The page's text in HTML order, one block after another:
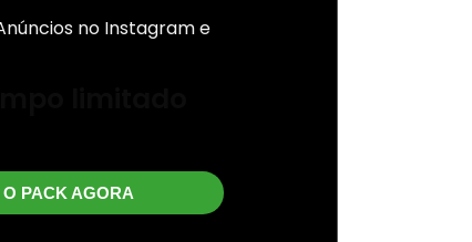
no Instagram e
PACK AGORA